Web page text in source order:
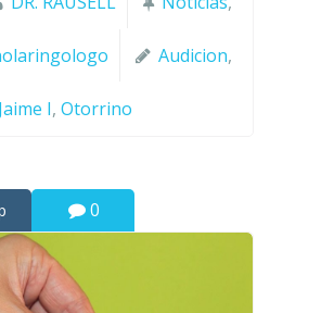
Audicion,
I, Otorrino
0